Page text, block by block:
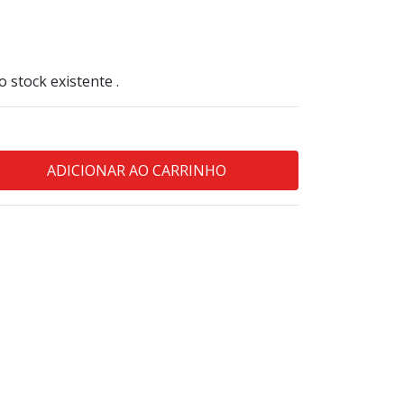
stock existente .